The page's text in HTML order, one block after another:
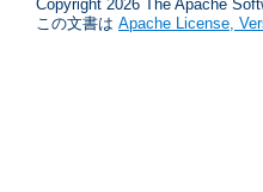
Copyright 2026 The Apache
この文書は Apache License,